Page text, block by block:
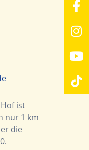
ist
nur 1 km
die